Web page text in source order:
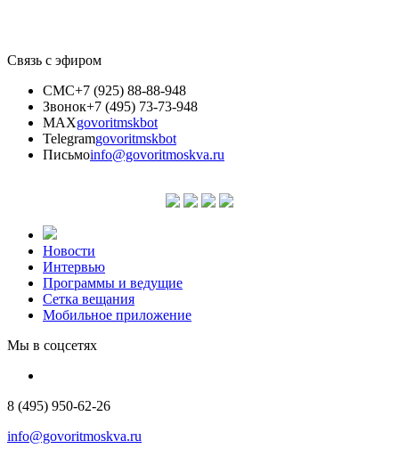
Связь с эфиром
СМС+7 (925) 88-88-948
Звонок+7 (495) 73-73-948
MAXgovoritmskbot
Telegramgovoritmskbot
Письмоinfo@govoritmoskva.ru
Новости
Интервью
Программы и ведущие
Сетка вещания
Мобильное приложение
Мы в соцсетях
8 (495) 950-62-26
info@govoritmoskva.ru